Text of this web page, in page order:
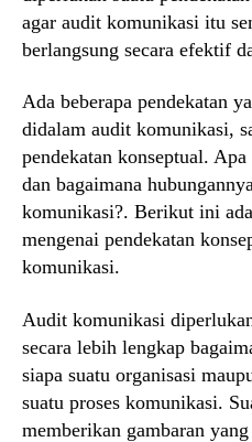
agar audit komunikasi itu
berlangsung secara efektif
Ada beberapa pendekatan
didalam audit komunikasi,
pendekatan konseptual.
dan bagaimana
komunikasi?. Berikut ini
mengenai pendekatan
komunikasi.
Audit komunikasi
secara lebih lengkap
siapa suatu organisasi
suatu proses komunikasi.
memberikan gambaran